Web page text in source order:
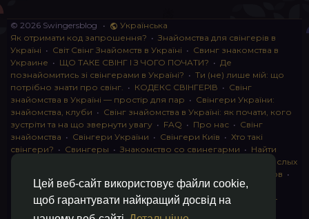
Цей веб-сайт використовує файли cookie,
щоб гарантувати найкращий досвід на
© 2026 Swingersblog •
Українська
Як отримати код запрошення? • Знайомства для свінгерів в
Україні • Світ Свінг Знайомств в Україні • Свинг знакомства в
Украине • ЩО ТАКЕ СВІНГ І З ЧОГО ПОЧАТИ? • Де
познайомитись зі свінгерами в Україні? • Ти (не) лише мій: що
потрібно знати про свінг. • КОДЕКС СВІНГЕРІВ • Свінг
знайомства в Україні — простір для пар • Свінгери України:
знайомства, клуби • Свінг знайомства в Україні: як почати, кого
зустріти та на що звернути увагу • FAQ • Про нас • Свінг
знайомства • Свінгери України • Свінгери Київ • Хто такі
свінгери? • Свингеры • Знакомство со свинегарми • Найти
instagram для взрослых
Клуб свингеров •
Конфіденційність• Правила• Партнерська програма
Свингеры •Свинг-пати•О свингерах откровенно
Свинг-
клуб: что это и как работает